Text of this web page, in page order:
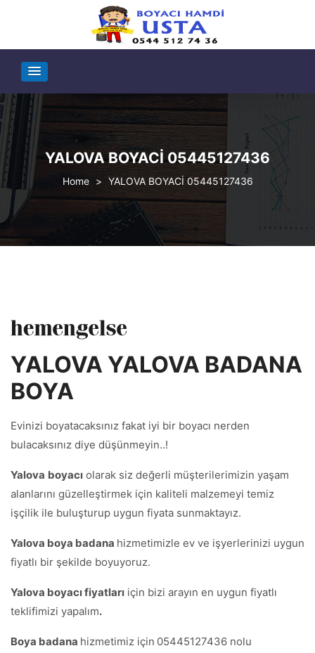
YALOVA BOYACİ 05445127436
> YALOVA BOYACİ 05445127436
YALOVA YALOVA BADANA
BOYA
Evinizi boyatacaksınız fakat iyi bir boyacı nerden
bulacaksınız diye düşünmeyin..!
Yalova boyacı olarak siz değerli müşterilerimizin yaşam
alanlarını güzelleştirmek için kaliteli malzemeyi temiz
işçilik ile buluşturup uygun fiyata sunmaktayız.
Yalova boya badana hizmetimizle ev ve işyerlerinizi uygun
fiyatlı bir şekilde boyuyoruz.
Yalova boyacı fiyatları için bizi arayın en uygun fiyatlı
teklifimizi yapalım.
Boya badana hizmetimiz için 05445127436 nolu